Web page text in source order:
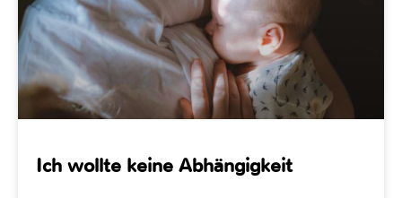
Ich wollte keine Abhängigkeit